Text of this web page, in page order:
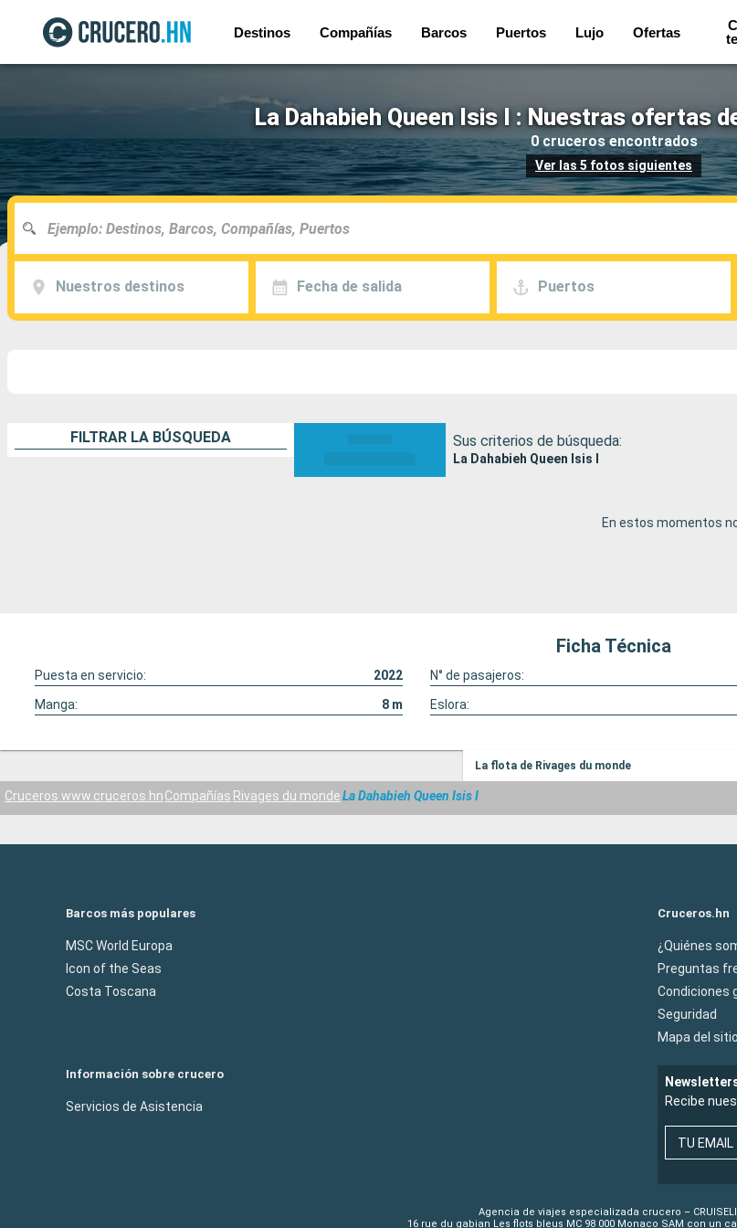
Destinos Compañías Barcos Puertos Lujo Ofertas
La Dahabieh Queen Isis I : Nuestras ofertas
0 cruceros encontrados
Ver las 5 fotos siguientes
Nuestros destinos Fecha de salida Puertos
FILTRAR LA BÚSQUEDA Sus criterios de búsqueda:
La Dahabieh Queen Isis I
En estos momentos
Ficha Técnica
Puesta en servicio: 2022 N° de pasajeros:
Manga:
8m Eslora:
La flota de Rivages du monde
Cruceros www.cruceros.hnCompañías Rivages du mondeLa Dahabieh Queen Isis I
Barcos más populares
MSC World Europa
Icon of the Seas
Costa Toscana
Cruceros.hn
¿Quiénes
Preguntas
Condiciones
Seguridad
Mapa del sitio
Información sobre crucero
Servicios de Asistencia
Recibe
TU EMAIL
Agencia de viajes especializada crucero –
16 rue du gabian Les flots bleus MC 98 000 Monaco SAM con un